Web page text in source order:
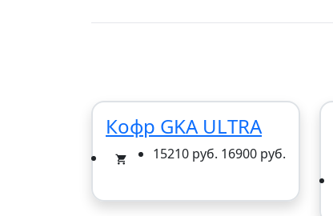
Кофр GKA ULTRA
15210 руб. 16900 руб.